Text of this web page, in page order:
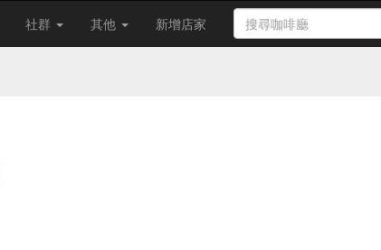
社群 其他 新增店家